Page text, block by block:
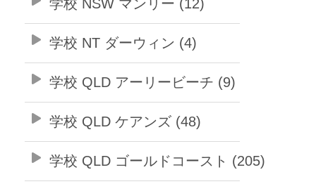
学校 NSW マンリー (12)
学校 NT ダーウィン (4)
学校 QLD アーリービーチ (9)
学校 QLD ケアンズ (48)
学校 QLD ゴールドコースト (205)